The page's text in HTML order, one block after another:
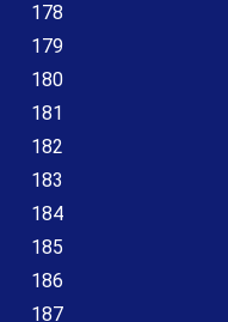
178
179
180
181
182
183
184
185
186
187